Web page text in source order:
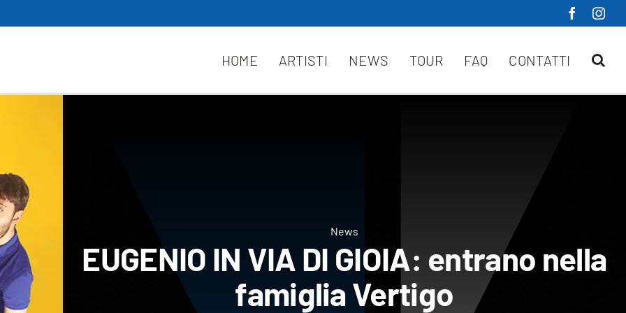
HOME ARTISTI NEWS TOUR FAQ CONTATTI
News
EUGENIO IN VIA DI GIOIA: entrano nella
famiglia Vertigo